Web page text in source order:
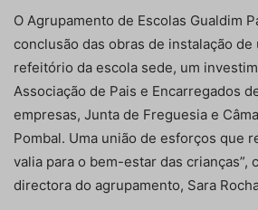
O Agrupamento de Escolas Gualdim
conclusão das obras de instalação
refeitório da escola sede, um
Associação de Pais e Encarregados
empresas, Junta de Freguesia e
Pombal. Uma união de esforços que
valia para o bem-estar das crianças”,
directora do agrupamento, Sara